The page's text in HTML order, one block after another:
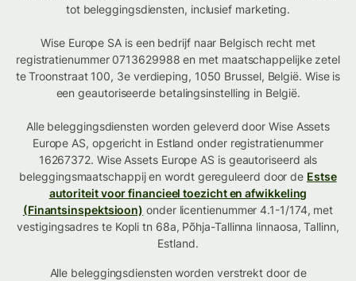
tot beleggingsdiensten, inclusief marketing.
Wise Europe SA is een bedrijf naar Belgisch recht met
registratienummer 0713629988 en met maatschappelijke zetel
te Troonstraat 100, 3e verdieping, 1050 Brussel, België. Wise is
een geautoriseerde betalingsinstelling in België.
Alle beleggingsdiensten worden geleverd door Wise Assets
Europe AS, opgericht in Estland onder registratienummer
16267372. Wise Assets Europe AS is geautoriseerd als
beleggingsmaatschappij en wordt gereguleerd door de Estse
autoriteit voor financieel toezicht en afwikkeling
(Finantsinspektsioon) onder licentienummer 4.1-1/174, met
vestigingsadres te Kopli tn 68a, Põhja-Tallinna linnaosa, Tallinn,
Estland.
Alle beleggingsdiensten worden verstrekt door de